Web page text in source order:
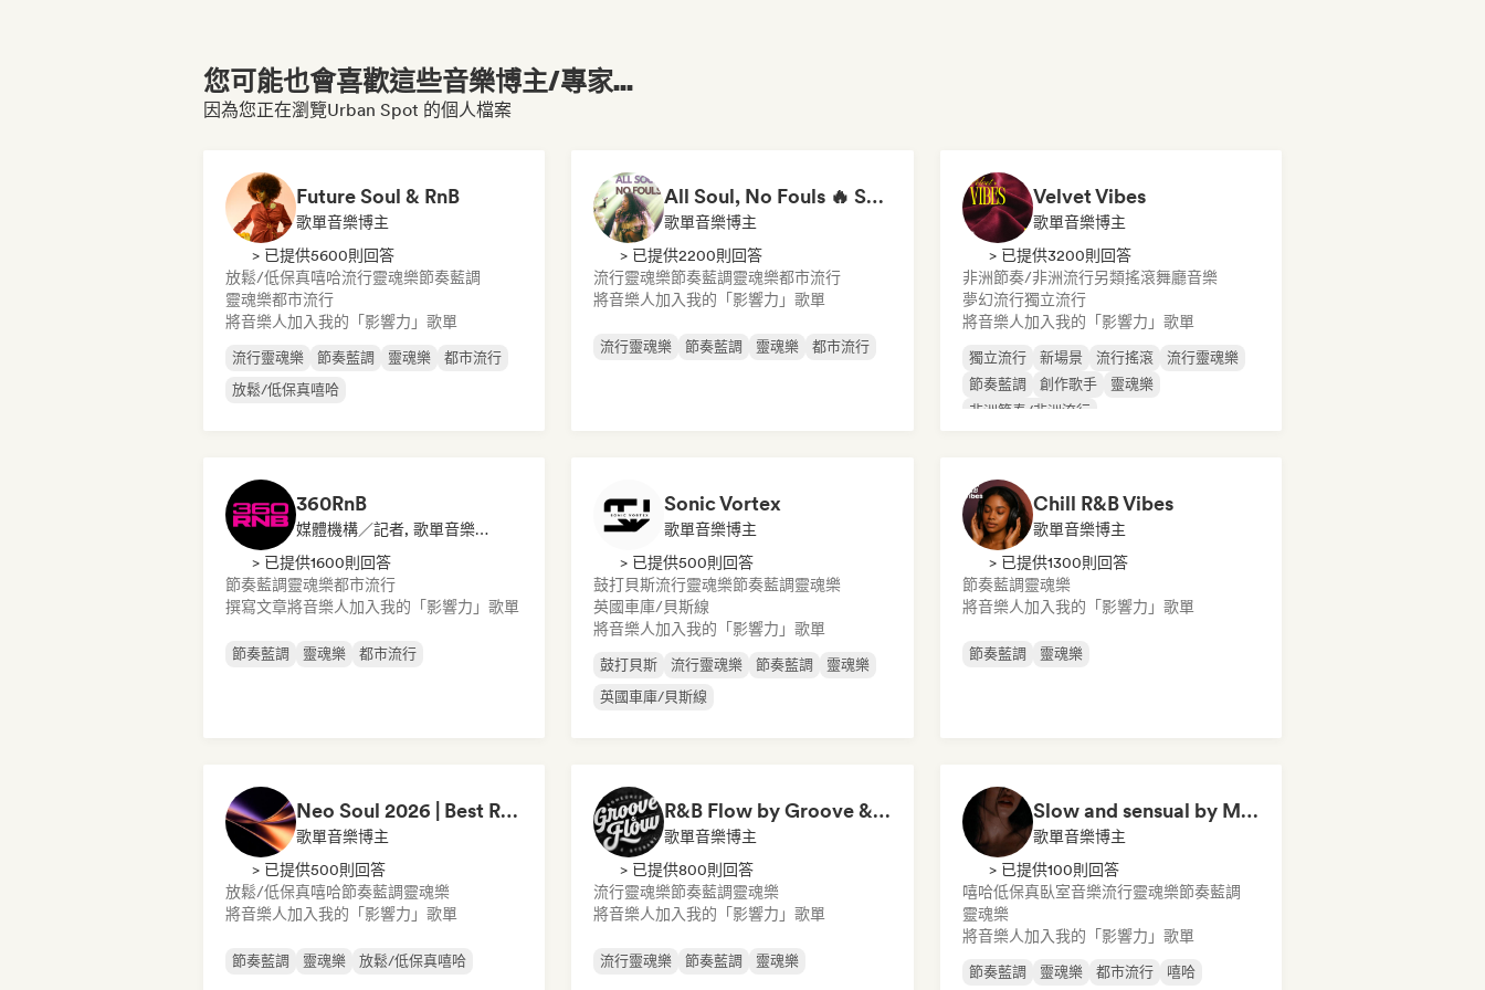
您可能也會喜歡這些音樂博主/專家...
因為您正在瀏覽Urban Spot 的個人檔案
Future Soul & RnB
歌單音樂博主
> 已提供5600則回答
放鬆/低保真嘻哈流行靈魂樂節奏藍調
靈魂樂都市流行
將音樂人加入我的「影響力」歌單
流行靈魂樂 節奏藍調 靈魂樂
都市流行
放鬆/低保真嘻哈
All Soul, No Fouls 🔥 Smooth Contemporary R&B & Neo Soul
歌單音樂博主
> 已提供2200則回答
流行靈魂樂節奏藍調靈魂樂都市流行
將音樂人加入我的「影響力」歌單
流行靈魂樂 節奏藍調 靈魂樂 都市流行
Velvet Vibes
歌單音樂博主
> 已提供3200則回答
非洲節奏/非洲流行另類搖滾舞廳音樂
夢幻流行獨立流行
將音樂人加入我的「影響力」歌單
獨立流行 新場景 流行搖滾
流行靈魂樂
節奏藍調
創作歌手
靈魂樂
非洲節奏/非洲流行
360RnB
媒體機構／記者, 歌單音樂博主
> 已提供1600則回答
節奏藍調靈魂樂都市流行
撰寫文章將音樂人加入我的「影響力」歌單
節奏藍調 靈魂樂 都市流行
Sonic Vortex
歌單音樂博主
> 已提供500則回答
鼓打貝斯流行靈魂樂節奏藍調靈魂樂
英國車庫/貝斯線
將音樂人加入我的「影響力」歌單
鼓打貝斯 流行靈魂樂 節奏藍調
靈魂樂
英國車庫/貝斯線
Chill R&B Vibes
歌單音樂博主
> 已提供1300則回答
節奏藍調靈魂樂
將音樂人加入我的「影響力」歌單
節奏藍調 靈魂樂
Neo Soul 2026 | Best R&B Playlist Intimate & Sexy
歌單音樂博主
> 已提供500則回答
放鬆/低保真嘻哈節奏藍調靈魂樂
將音樂人加入我的「影響力」歌單
節奏藍調 靈魂樂 放鬆/低保真嘻哈
R&B Flow by Groove & Flow
歌單音樂博主
> 已提供800則回答
流行靈魂樂節奏藍調靈魂樂
將音樂人加入我的「影響力」歌單
流行靈魂樂 節奏藍調 靈魂樂
Slow and sensual by Michelle Ebrahim
歌單音樂博主
> 已提供100則回答
嘻哈低保真臥室音樂流行靈魂樂節奏藍調
靈魂樂
將音樂人加入我的「影響力」歌單
節奏藍調 靈魂樂 都市流行 嘻哈